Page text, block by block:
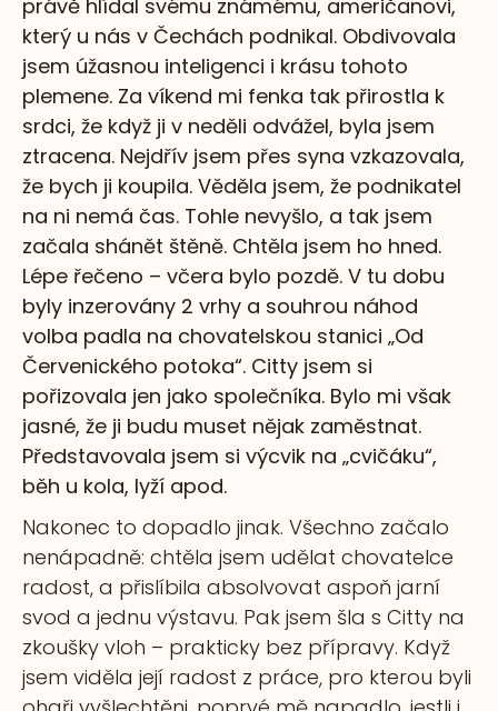
právě hlídal svému známému, američanovi,
který u nás v Čechách podnikal. Obdivovala
jsem úžasnou inteligenci i krásu tohoto
plemene. Za víkend mi fenka tak přirostla k
srdci, že když ji v neděli odvážel, byla jsem
ztracena. Nejdřív jsem přes syna vzkazovala,
že bych ji koupila. Věděla jsem, že podnikatel
na ni nemá čas. Tohle nevyšlo, a tak jsem
začala shánět štěně. Chtěla jsem ho hned.
Lépe řečeno – včera bylo pozdě. V tu dobu
byly inzerovány 2 vrhy a souhrou náhod
volba padla na chovatelskou stanici „Od
Červenického potoka“. Citty jsem si
pořizovala jen jako společníka. Bylo mi však
jasné, že ji budu muset nějak zaměstnat.
Představovala jsem si výcvik na „cvičáku“,
běh u kola, lyží apod.
Nakonec to dopadlo jinak. Všechno začalo
nenápadně: chtěla jsem udělat chovatelce
radost, a přislíbila absolvovat aspoň jarní
svod a jednu výstavu. Pak jsem šla s Citty na
zkoušky vloh – prakticky bez přípravy. Když
jsem viděla její radost z práce, pro kterou byli